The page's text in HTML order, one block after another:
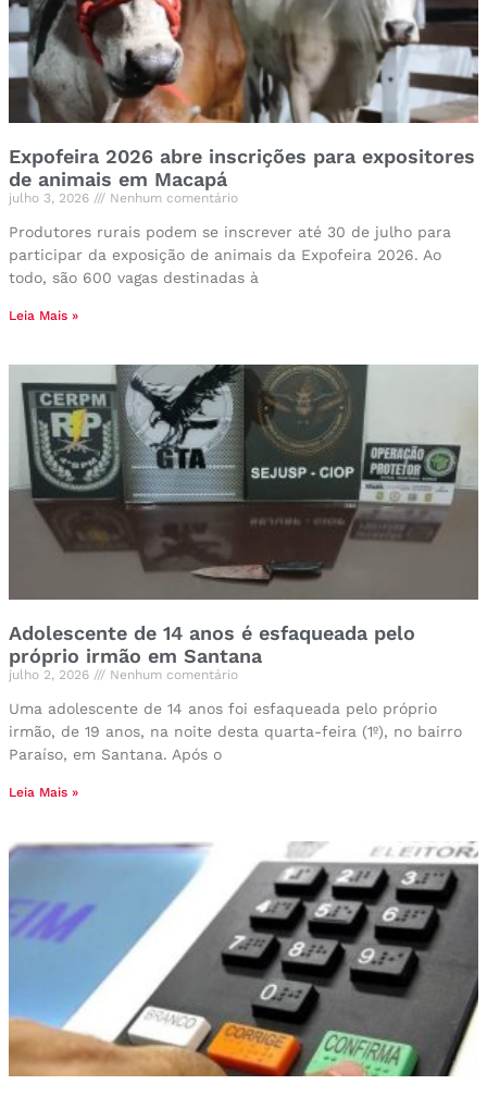
Expofeira 2026 abre inscrições para expositores
de animais em Macapá
julho 3, 2026 Nenhum comentário
Produtores rurais podem se inscrever até 30 de julho para
participar da exposição de animais da Expofeira 2026. Ao
todo, são 600 vagas destinadas à
Leia Mais »
Adolescente de 14 anos é esfaqueada pelo
próprio irmão em Santana
julho 2, 2026 Nenhum comentário
Uma adolescente de 14 anos foi esfaqueada pelo próprio
irmão, de 19 anos, na noite desta quarta-feira (1º), no bairro
Paraíso, em Santana. Após o
Leia Mais »